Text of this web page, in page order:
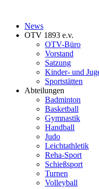
News
OTV 1893 e.v.
OTV-Büro
Vorstand
Satzung
Kinder- und
Sportstätten
Abteilungen
Badminton
Basketball
Gymnastik
Handball
Judo
Leichtathletik
Reha-Sport
Schießsport
Turnen
Volleyball